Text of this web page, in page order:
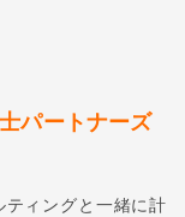
パートナーズ
ィングと一緒に計